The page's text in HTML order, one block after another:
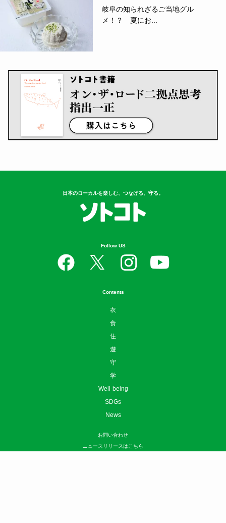
岐阜の知られざるご当地グル
メ！？ 夏にお...
日本のローカルを楽しむ、つなげる、守る。
Follow US
Contents
衣
食
住
遊
守
学
Well-being
SDGs
News
お問い合わせ
ニュースリリースはこちら